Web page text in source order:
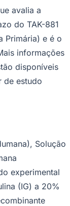
avalia a
do TAK-881
Primária) e é o
informações
disponíveis
de estudo
Solução
experimental
(IG) a 20%